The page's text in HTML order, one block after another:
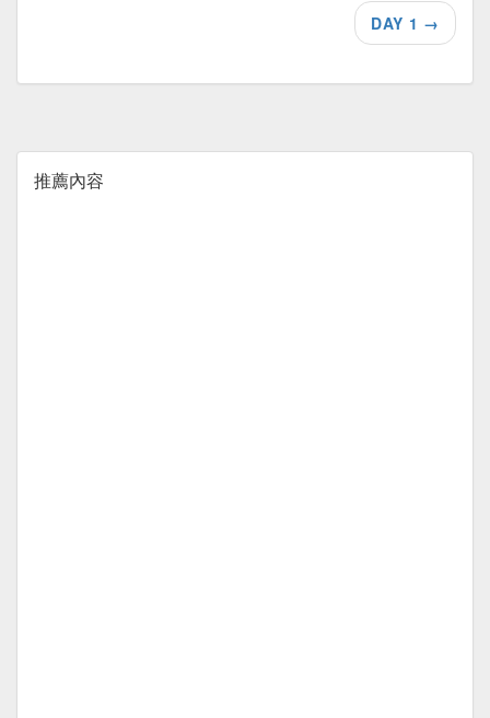
DAY 1 →
推薦內容